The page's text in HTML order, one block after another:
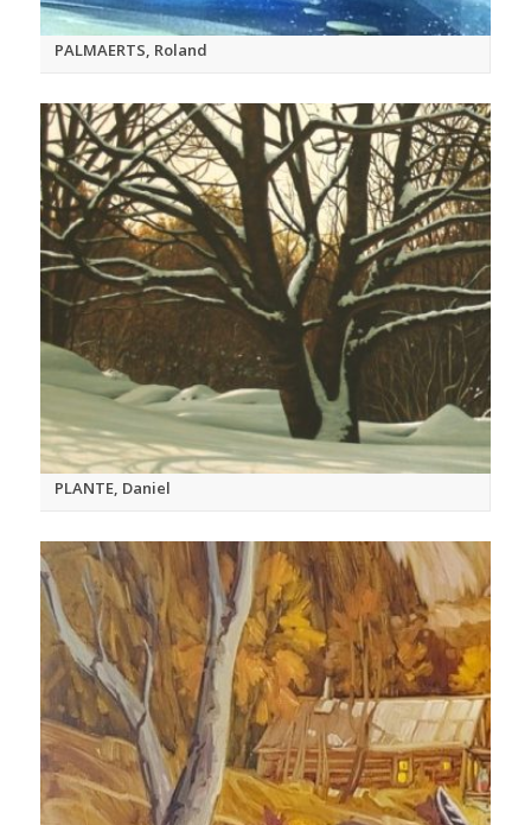
PALMAERTS, Roland
PLANTE, Daniel